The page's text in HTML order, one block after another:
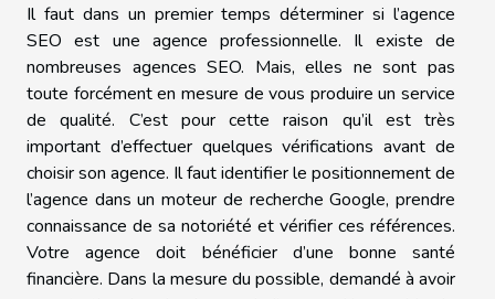
Il faut dans un premier temps déterminer si l’agence
SEO est une agence professionnelle. Il existe de
nombreuses agences SEO. Mais, elles ne sont pas
toute forcément en mesure de vous produire un service
de qualité. C’est pour cette raison qu’il est très
important d’effectuer quelques vérifications avant de
choisir son agence. Il faut identifier le positionnement de
l’agence dans un moteur de recherche Google, prendre
connaissance de sa notoriété et vérifier ces références.
Votre agence doit bénéficier d’une bonne santé
financière. Dans la mesure du possible, demandé à avoir